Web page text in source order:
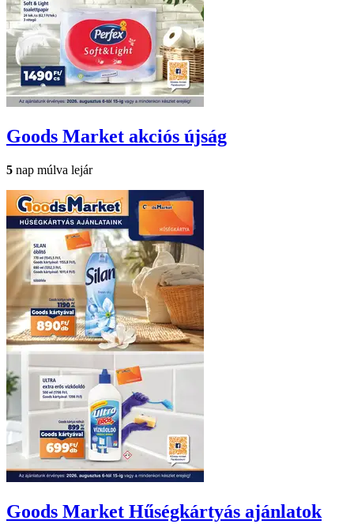
Goods Market akciós újság
5 nap múlva lejár
Goods Market Hűségkártyás ajánlatok